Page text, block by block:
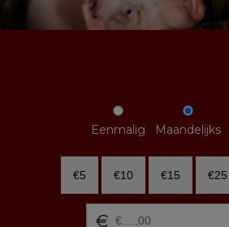
Eenmalig Maandelijks
€5 €10 €15 €25